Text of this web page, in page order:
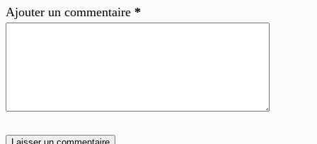
Ajouter un commentaire *